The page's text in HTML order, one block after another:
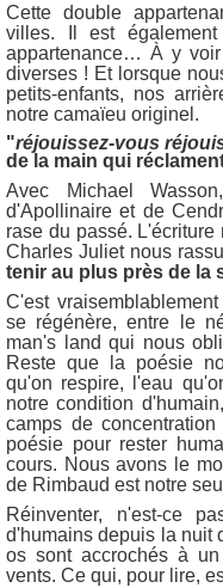
Cette double
villes. Il est
appartenance… À y
diverses ! Et lorsque
petits-enfants, nos
notre camaïeu originel.
"réjouissez-vous
de la main qui
Avec Michael
d'Apollinaire et de
rase du passé.
Charles Juliet nous
tenir au plus près de la
C'est
se régénère, entre le
man's land qui nous
Reste que la poésie
qu'on respire, l'eau
notre condition
camps de
poésie pour rester
cours. Nous avons le
de Rimbaud est notre
Réinventer, n'est-ce
d'humains depuis la nuit
os sont accrochés à
vents. Ce qui, pour lire,